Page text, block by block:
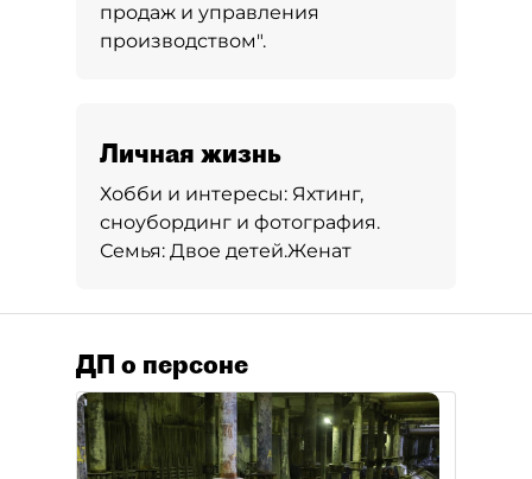
продаж и управления
производством".
Личная жизнь
Хобби и интересы: Яхтинг,
сноубординг и фотография.
Семья: Двое детей.Женат
ДП о персоне